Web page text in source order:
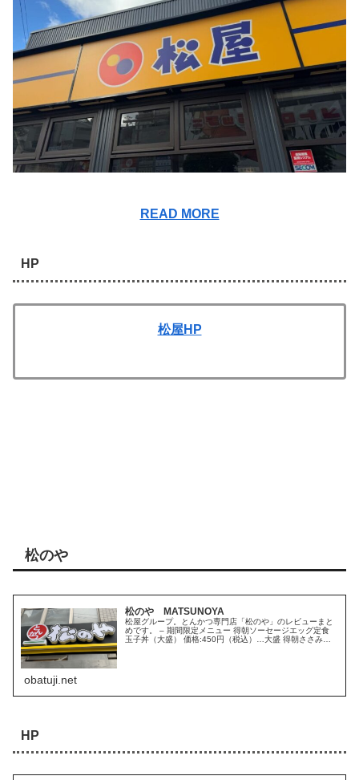
READ MORE
HP
松屋HP
松のや
松のや MATSUNOYA
松屋グループ。とんかつ専門店「松のや」のレビューまと
めです。 – 期間限定メニュー 得朝ソーセージエッグ定食
玉子丼（大盛） 価格:450円（税込）…大盛 得朝ささみか
obatuji.net
HP